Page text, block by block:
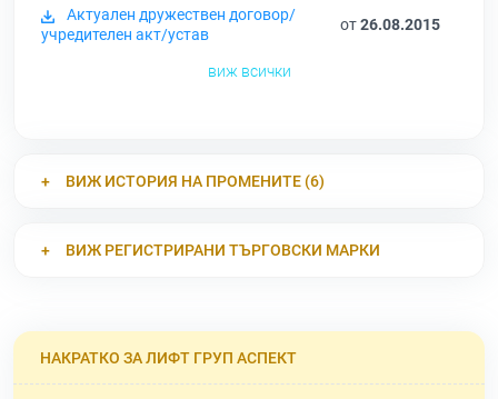
Актуален дружествен договор/
учредителен акт/устав
от26.08.2015
виж всички
ВИЖ ИСТОРИЯ НА ПРОМЕНИТЕ (6)
ВИЖ РЕГИСТРИРАНИ ТЪРГОВСКИ МАРКИ
НАКРАТКО ЗА ЛИФТ ГРУП АСПЕКТ